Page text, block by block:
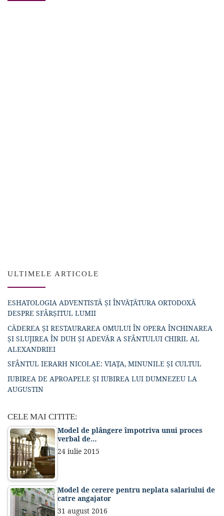
ULTIMELE ARTICOLE
ESHATOLOGIA ADVENTISTĂ ȘI ÎNVĂȚĂTURA ORTODOXĂ
DESPRE SFÂRȘITUL LUMII
CĂDEREA ȘI RESTAURAREA OMULUI ÎN OPERA ÎNCHINAREA
ȘI SLUJIREA ÎN DUH ȘI ADEVĂR A SFÂNTULUI CHIRIL AL
ALEXANDRIEI
SFÂNTUL IERARH NICOLAE: VIAȚA, MINUNILE ȘI CULTUL
IUBIREA DE APROAPELE ȘI IUBIREA LUI DUMNEZEU LA
AUGUSTIN
CELE MAI CITITE:
Model de plângere împotriva unui proces
verbal de…
24 iulie 2015
Model de cerere pentru neplata salariului de
catre angajator
31 august 2016